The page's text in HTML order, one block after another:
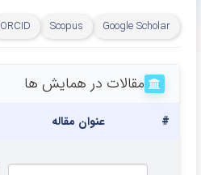
و عروق شهید رجایی، دانشگاه
Rajaie Cardiovascular Medical
Google Scholar
Scopus
ORCID
مقالات در همایش ها
# عنوان مقاله